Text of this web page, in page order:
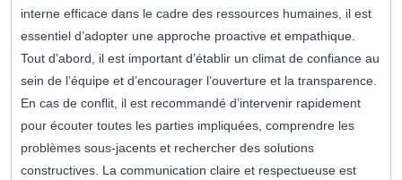
interne efficace dans le cadre des ressources humaines, il est
essentiel d’adopter une approche proactive et empathique.
Tout d’abord, il est important d’établir un climat de confiance au
sein de l’équipe et d’encourager l’ouverture et la transparence.
En cas de conflit, il est recommandé d’intervenir rapidement
pour écouter toutes les parties impliquées, comprendre les
problèmes sous-jacents et rechercher des solutions
constructives. La communication claire et respectueuse est